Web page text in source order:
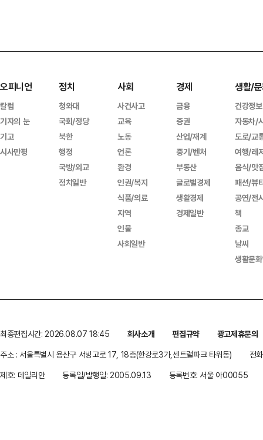
오피니언
칼럼
기자의 눈
기고
시사만평
정치
청와대
국회/정당
북한
행정
국방/외교
정치일반
사회
사건사고
교육
노동
언론
환경
인권/복지
식품/의료
지역
인물
사회일반
경제
금융
증권
산업/재계
중기/벤처
부동산
글로벌경제
생활경제
경제일반
생활/
건강정보
자동차/
도로/교
여행/레
음식/맛
패션/뷰
공연/전
책
종교
날씨
생활문
최종편집시간: 2026.08.07 18:45 회사소개 편집규약
광고제휴문의
주소 : 서울특별시 용산구 서빙고로 17, 18층(한강로3가,센트럴파크 타워동)
전
제호: 데일리안
등록일/발행일: 2005.09.13 등록번호: 서울 아00055